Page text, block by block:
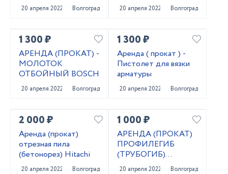
20 апреля 2022 Волгоград 20 апреля 2022 Волгоград
1 300 ₽
АРЕНДА (ПРОКАТ) -
МОЛОТОК
ОТБОЙНЫЙ BOSCH
20 апреля 2022 Волгоград
1 300 ₽
Аренда ( прокат ) -
Пистолет для вязки
арматуры
20 апреля 2022 Волгоград
2 000 ₽
Аренда (прокат)
отрезная пила
(бетонорез) Hitachi
20 апреля 2022 Волгоград
1 000 ₽
АРЕНДА (ПРОКАТ)
ПРОФИЛЕГИБ
(ТРУБОГИБ)
РУЧНОЙ
20 апреля 2022 Волгоград